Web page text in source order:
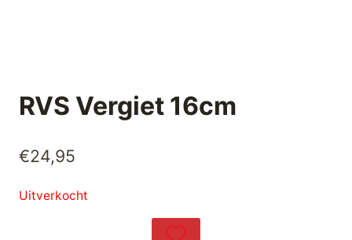
RVS Vergiet 16cm
€24,95
Uitverkocht